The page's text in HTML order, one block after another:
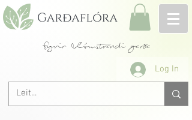
fyrir blómstrandi garða
Log In